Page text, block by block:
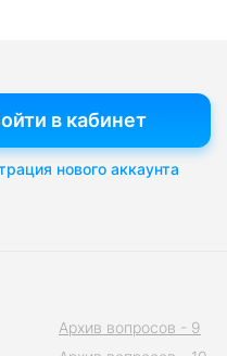
в кабинет
нового аккаунта
Архив вопросов - 9